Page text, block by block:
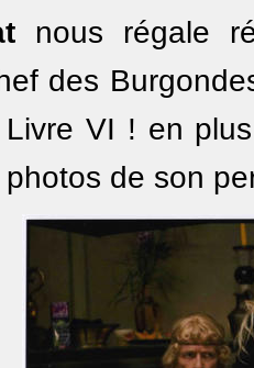
nous régale
des
VI ! en
de son